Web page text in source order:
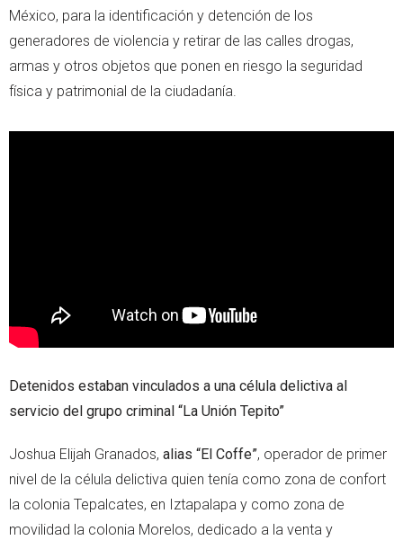
México, para la identificación y detención de los
generadores de violencia y retirar de las calles drogas,
armas y otros objetos que ponen en riesgo la seguridad
física y patrimonial de la ciudadanía.
Detenidos estaban vinculados a una célula delictiva al
servicio del grupo criminal “La Unión Tepito”
Joshua Elijah Granados, alias “El Coffe”, operador de primer
nivel de la célula delictiva quien tenía como zona de confort
la colonia Tepalcates, en Iztapalapa y como zona de
movilidad la colonia Morelos, dedicado a la venta y